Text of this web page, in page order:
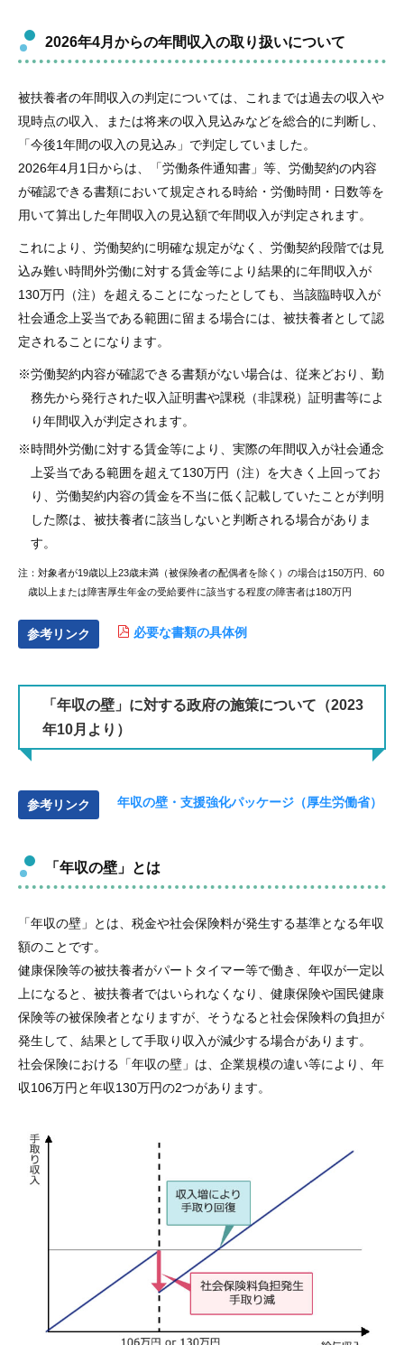
2026年4月からの年間収入の取り扱いについて
被扶養者の年間収入の判定については、これまでは過去の収入や
現時点の収入、または将来の収入見込みなどを総合的に判断し、
「今後1年間の収入の見込み」で判定していました。
2026年4月1日からは、「労働条件通知書」等、労働契約の内容
が確認できる書類において規定される時給・労働時間・日数等を
用いて算出した年間収入の見込額で年間収入が判定されます。
これにより、労働契約に明確な規定がなく、労働契約段階では見
込み難い時間外労働に対する賃金等により結果的に年間収入が
130万円（注）を超えることになったとしても、当該臨時収入が
社会通念上妥当である範囲に留まる場合には、被扶養者として認
定されることになります。
※労働契約内容が確認できる書類がない場合は、従来どおり、勤
務先から発行された収入証明書や課税（非課税）証明書等によ
り年間収入が判定されます。
※時間外労働に対する賃金等により、実際の年間収入が社会通念
上妥当である範囲を超えて130万円（注）を大きく上回ってお
り、労働契約内容の賃金を不当に低く記載していたことが判明
した際は、被扶養者に該当しないと判断される場合がありま
す。
注：対象者が19歳以上23歳未満（被保険者の配偶者を除く）の場合は150万円、60
歳以上または障害厚生年金の受給要件に該当する程度の障害者は180万円
参考リンク 必要な書類の具体例
「年収の壁」に対する政府の施策について（2023
年10月より）
参考リンク 年収の壁・支援強化パッケージ（厚生労働省）
「年収の壁」とは
「年収の壁」とは、税金や社会保険料が発生する基準となる年収
額のことです。
健康保険等の被扶養者がパートタイマー等で働き、年収が一定以
上になると、被扶養者ではいられなくなり、健康保険や国民健康
保険等の被保険者となりますが、そうなると社会保険料の負担が
発生して、結果として手取り収入が減少する場合があります。
社会保険における「年収の壁」は、企業規模の違い等により、年
収106万円と年収130万円の2つがあります。